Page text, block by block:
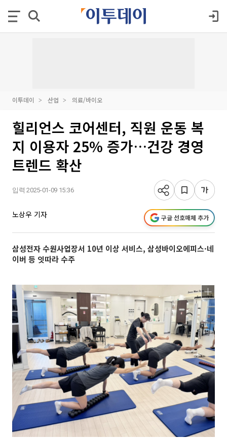
이투데이 산업 의료/바이오
힐리언스 코어센터, 직원 운동 복
지 이용자 25% 증가…건강 경영
트렌드 확산
입력 2025-01-09 15:36
노상우 기자 구글 선호매체 추가
삼성전자 수원사업장서 10년 이상 서비스, 삼성바이오에피스·네
이버 등 잇따라 수주